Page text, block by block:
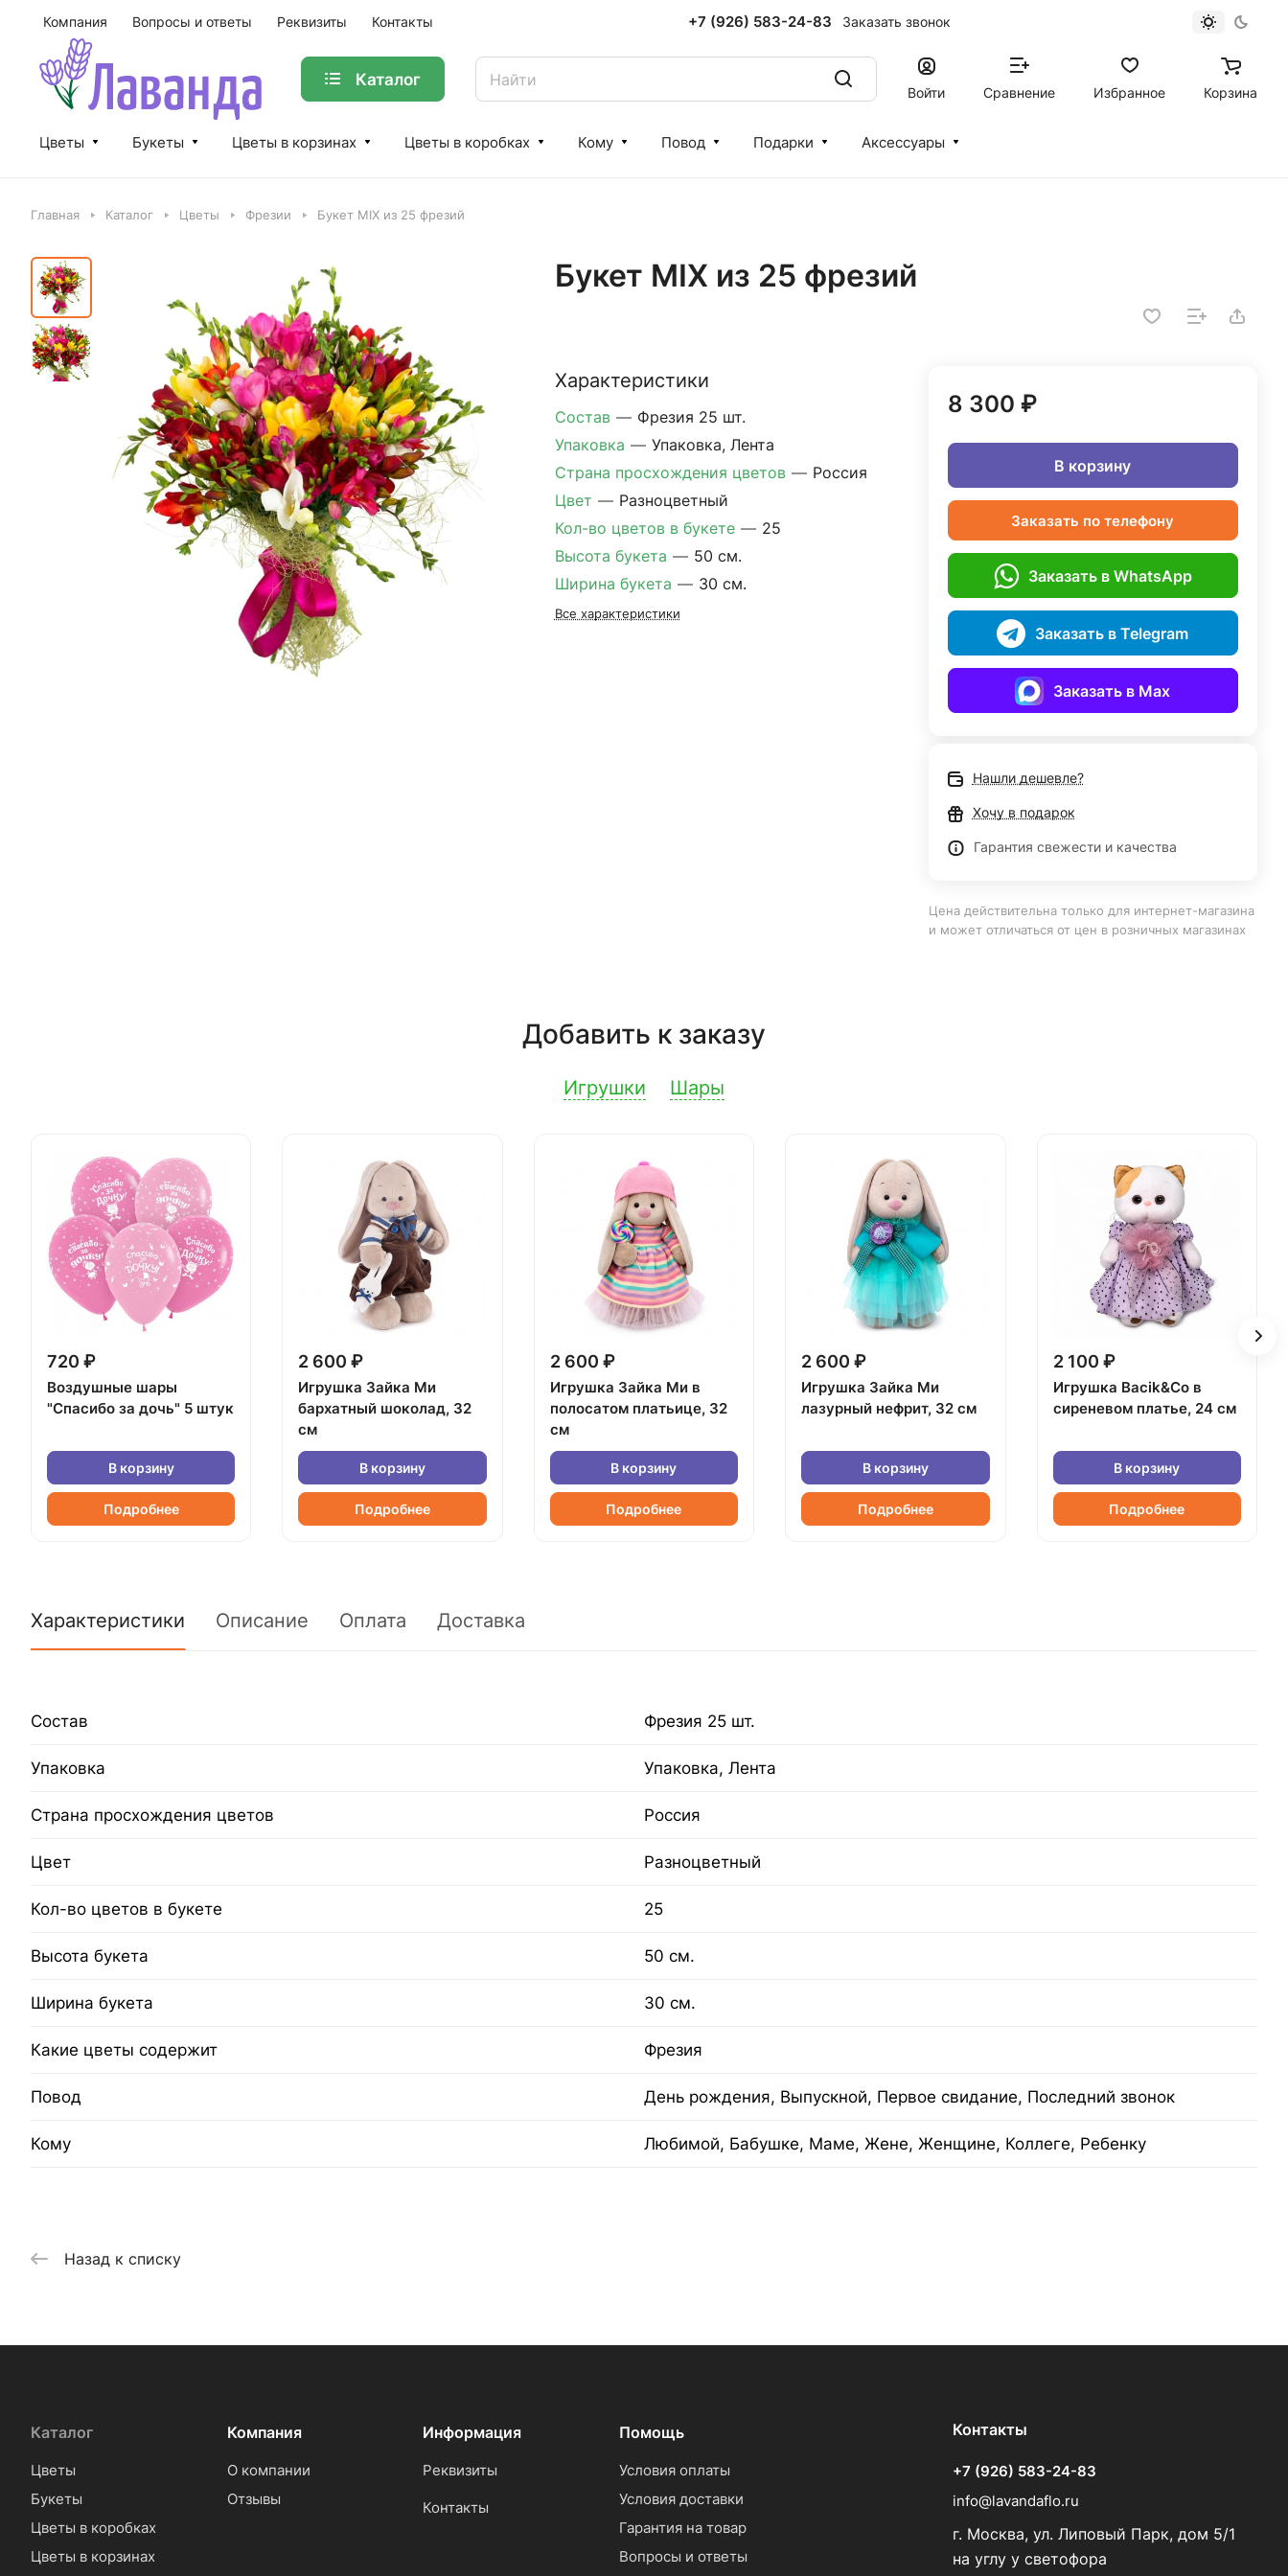
Компания Вопросы и ответы Реквизиты Контакты +7 (926) 583-24-83 Заказать звонок
Каталог
Войти Сравнение Избранное Корзина
Цветы Букеты Цветы в корзинах Цветы в коробках Кому Повод Подарки Аксессуары
Главная Каталог Цветы Фрезии Букет MIX из 25 фрезий
Букет MIX из 25 фрезий
Характеристики
Состав — Фрезия 25 шт.
Упаковка — Упаковка, Лента
Страна просхождения цветов — Россия
Цвет — Разноцветный
Кол-во цветов в букете — 25
Высота букета — 50 см.
Ширина букета — 30 см.
Все характеристики
8 300 ₽
В корзину
Заказать по телефону
Заказать в WhatsApp
Заказать в Telegram
Заказать в Max
Нашли дешевле?
Хочу в подарок
Гарантия свежести и качества
Цена действительна только для интернет-магазина
и может отличаться от цен в розничных магазинах
Добавить к заказу
Игрушки Шары
720 ₽
Воздушные шары
"Спасибо за дочь" 5 штук
В корзину
Подробнее
2 600 ₽
Игрушка Зайка Ми
бархатный шоколад, 32
см
В корзину
Подробнее
2 600 ₽
Игрушка Зайка Ми в
полосатом платьице, 32
см
В корзину
Подробнее
2 600 ₽
Игрушка Зайка Ми
лазурный нефрит, 32 см
В корзину
Подробнее
2 100 ₽
Игрушка Bacik&Co в
сиреневом платье, 24 см
В корзину
Подробнее
Характеристики Описание Оплата Доставка
Состав Фрезия 25 шт.
Упаковка Упаковка, Лента
Страна просхождения цветов Россия
Цвет Разноцветный
Кол-во цветов в букете 25
Высота букета 50 см.
Ширина букета 30 см.
Какие цветы содержит Фрезия
Повод День рождения, Выпускной, Первое свидание, Последний звонок
Кому Любимой, Бабушке, Маме, Жене, Женщине, Коллеге, Ребенку
Назад к списку
Каталог
Цветы
Букеты
Цветы в коробках
Цветы в корзинах
Компания
О компании
Отзывы
Информация
Реквизиты
Контакты
Помощь
Условия оплаты
Условия доставки
Гарантия на товар
Вопросы и ответы
Контакты
+7 (926) 583-24-83
info@lavandaflo.ru
г. Москва, ул. Липовый Парк, дом 5/1
на углу у светофора